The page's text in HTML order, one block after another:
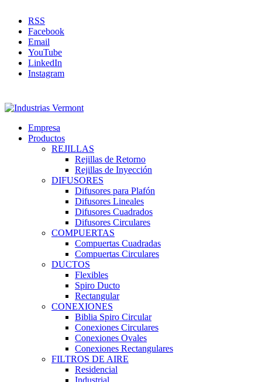
RSS
Facebook
Email
YouTube
LinkedIn
Instagram
Empresa
Productos
REJILLAS
Rejillas de Retorno
Rejillas de Inyección
DIFUSORES
Difusores para Plafón
Difusores Lineales
Difusores Cuadrados
Difusores Circulares
COMPUERTAS
Compuertas Cuadradas
Compuertas Circulares
DUCTOS
Flexibles
Spiro Ducto
Rectangular
CONEXIONES
Biblia Spiro Circular
Conexiones Circulares
Conexiones Ovales
Conexiones Rectangulares
FILTROS DE AIRE
Residencial
Industrial